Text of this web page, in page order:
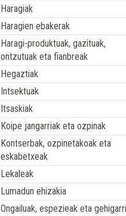
Haragiak
Haragien ebakerak
Haragi-produktuak, gazituak,
ontzutuak eta fianbreak
Hegaztiak
Intsektuak
Itsaskiak
Koipe jangarriak eta ozpinak
Kontserbak, ozpinetakoak eta
eskabetxeak
Lekaleak
Lumadun ehizakia
Ongailuak, espezieak eta